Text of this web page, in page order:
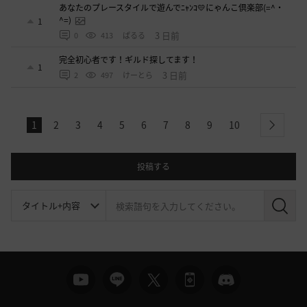
1
あなたのプレースタイルで遊んでﾆｬﾝｺ💛にゃんこ倶楽部(=^・
^=)
0 413 ぱるる 3 日前
1
完全初心者です！ギルド探してます！
2 497 けーとら 3 日前
1 2 3 4 5 6 7 8 9 10 next
投稿する
検